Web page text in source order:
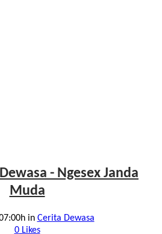
- Ngesex Janda
Muda
in Cerita Dewasa
0Likes